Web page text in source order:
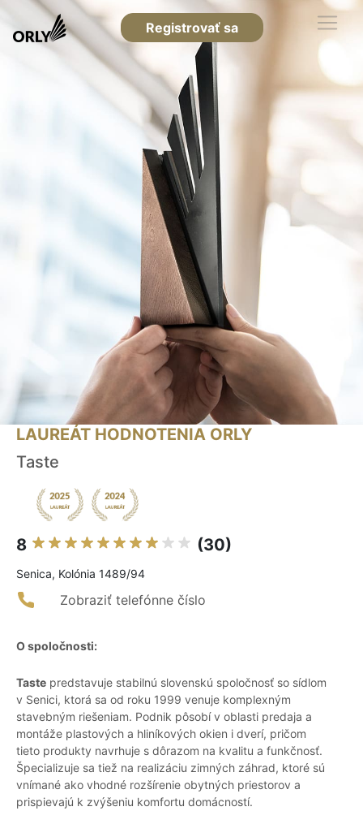
Registrovať sa
LAUREÁT HODNOTENIA ORLY
Taste
8 (30)
Senica, Kolónia 1489/94
Zobraziť telefónne číslo
O spoločnosti:
Taste predstavuje stabilnú slovenskú spoločnosť so sídlom
v Senici, ktorá sa od roku 1999 venuje komplexným
stavebným riešeniam. Podnik pôsobí v oblasti predaja a
montáže plastových a hliníkových okien i dverí, pričom
tieto produkty navrhuje s dôrazom na kvalitu a funkčnosť.
Špecializuje sa tiež na realizáciu zimných záhrad, ktoré sú
vnímané ako vhodné rozšírenie obytných priestorov a
prispievajú k zvýšeniu komfortu domácností.